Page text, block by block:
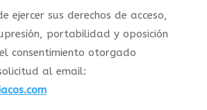
ejercer sus derechos de acceso,
portabilidad y oposición
consentimiento otorgado
al email: